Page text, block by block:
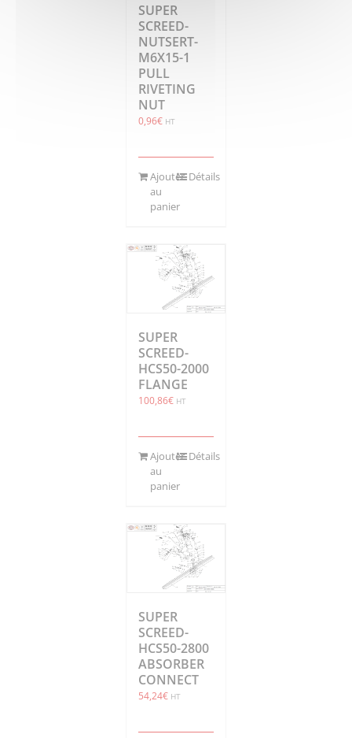
SUPER
SCREED-
NUTSERT-
M6X15-1
PULL
RIVETING
NUT
0,96€ HT
Ajouter
au
panier
Détails
SUPER
SCREED-
HCS50-2000
FLANGE
100,86€ HT
Ajouter
au
panier
Détails
SUPER
SCREED-
HCS50-2800
ABSORBER
CONNECT
54,24€ HT